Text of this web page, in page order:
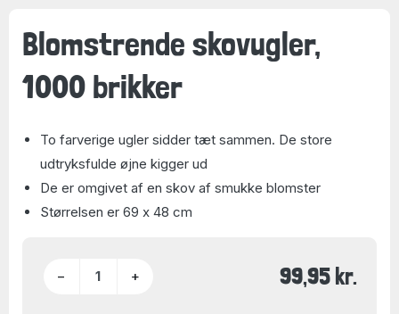
Blomstrende skovugler,
1000 brikker
To farverige ugler sidder tæt sammen. De store
udtryksfulde øjne kigger ud
De er omgivet af en skov af smukke blomster
Størrelsen er 69 x 48 cm
− + 99,95 kr.